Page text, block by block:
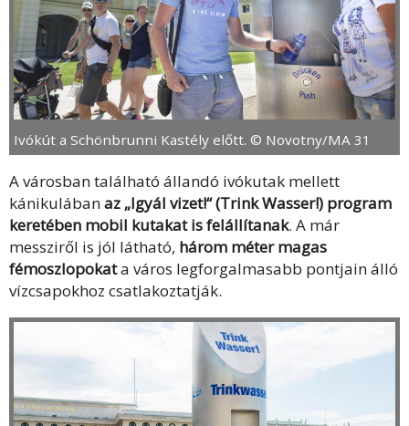
Ivókút a Schönbrunni Kastély előtt. © Novotny/MA 31
A városban található állandó ivókutak mellett
kánikulábanaz „Igyál vizet!“ (Trink Wasser!) program
keretében mobil kutakat is felállítanak. A már
messziről is jól látható, három méter magas
fémoszlopokata város legforgalmasabb pontjain álló
vízcsapokhoz csatlakoztatják.